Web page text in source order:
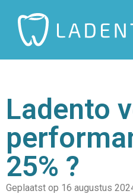
Ladento
25% ?
Geplaatst op 16 augustus